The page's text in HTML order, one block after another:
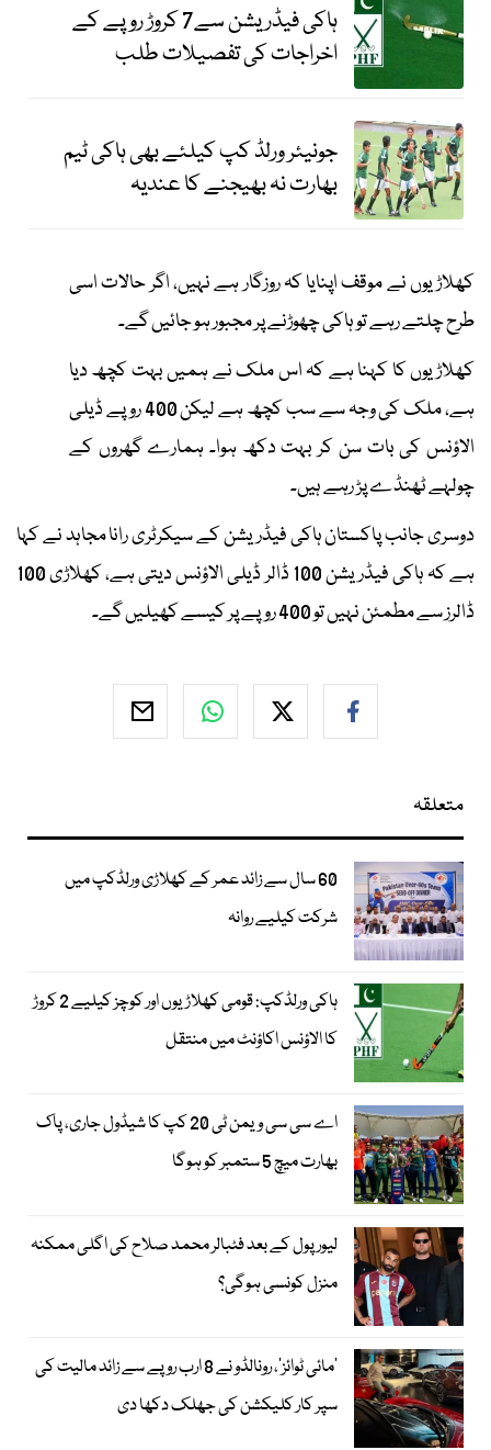
ہاکی فیڈریشن سے7 کروڑ روپے کے
اخراجات کی تفصیلات طلب
جونیئر ورلڈ کپ کیلئے بھی ہاکی ٹیم
بھارت نہ بھیجنے کا عندیہ
کھلاڑیوں نے موقف اپنایا کہ روزگار ہے نہیں، اگر حالات اسی
طرح چلتے رہے تو ہاکی چھوڑنے پر مجبور ہو جائیں گے۔
کھلاڑیوں کا کہنا ہے کہ اس ملک نے ہمیں بہت کچھ دیا
ہے، ملک کی وجہ سے سب کچھ ہے لیکن 400 روپے ڈیلی
الاؤنس کی بات سن کر بہت دکھ ہوا۔ ہمارے گھروں کے
چولہے ٹھنڈے پڑ رہے ہیں۔
دوسری جانب پاکستان ہاکی فیڈریشن کے سیکرٹری رانا مجاہد نے کہا
ہے کہ ہاکی فیڈریشن 100 ڈالر ڈیلی الاؤنس دیتی ہے، کھلاڑی 100
ڈالرز سے مطمئن نہیں تو 400 روپے پر کیسے کھیلیں گے۔
متعلقہ
60 سال سے زائد عمر کے کھلاڑی ورلڈکپ میں
شرکت کیلیے روانہ
ہاکی ورلڈکپ: قومی کھلاڑیوں اور کوچز کیلیے 2 کروڑ
کا الاؤنس اکاؤنٹ میں منتقل
اے سی سی ویمن ٹی 20 کپ کا شیڈول جاری، پاک
بھارت میچ 5 ستمبر کو ہوگا
لیور پول کے بعد فٹبالر محمد صلاح کی اگلی ممکنہ
منزل کونسی ہوگی؟
’مائی ٹوائز‘، رونالڈو نے 8 ارب روپے سے زائد مالیت کی
سپر کار کلیکشن کی جھلک دکھا دی